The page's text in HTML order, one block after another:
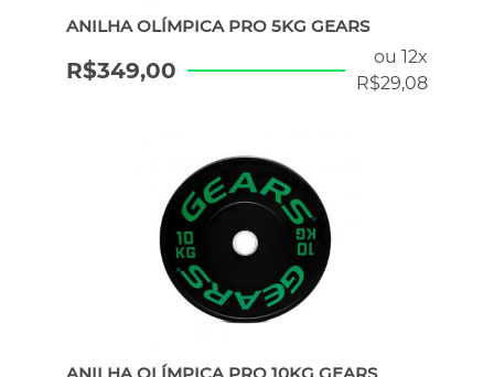
ANILHA OLÍMPICA PRO 5KG GEARS
ou 12x
R$29,08
R$349,00